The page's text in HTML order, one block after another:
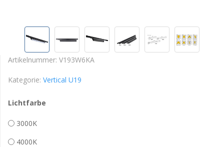
Artikelnummer: V193W6KA
Kategorie: Vertical U19
Lichtfarbe
3000K
4000K